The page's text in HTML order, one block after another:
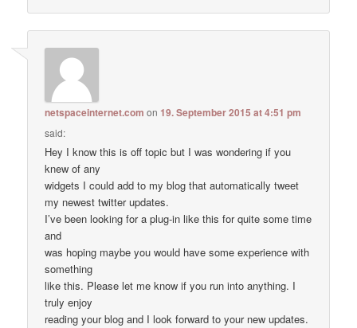
netspaceinternet.com on19. September 2015 at 4:51 pm
said:
Hey I know this is off topic but I was wondering if you
knew of any
widgets I could add to my blog that automatically tweet
my newest twitter updates.
I’ve been looking for a plug-in like this for quite some time
and
was hoping maybe you would have some experience with
something
like this. Please let me know if you run into anything. I
truly enjoy
reading your blog and I look forward to your new updates.